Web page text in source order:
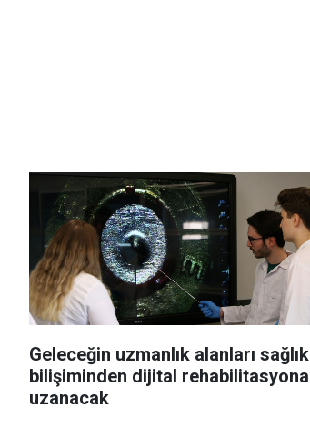
Geleceğin uzmanlık alanları sağlık
bilişiminden dijital rehabilitasyona
uzanacak